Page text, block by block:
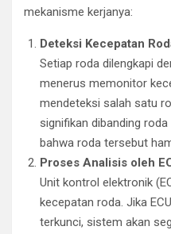
mekanisme kerjanya:
Deteksi Kecepatan
Setiap roda dilengkapi
menerus memonitor
mendeteksi salah satu
signifikan dibanding
bahwa roda tersebut
Proses Analisis oleh
Unit kontrol elektronik
kecepatan roda. Jika
terkunci, sistem akan